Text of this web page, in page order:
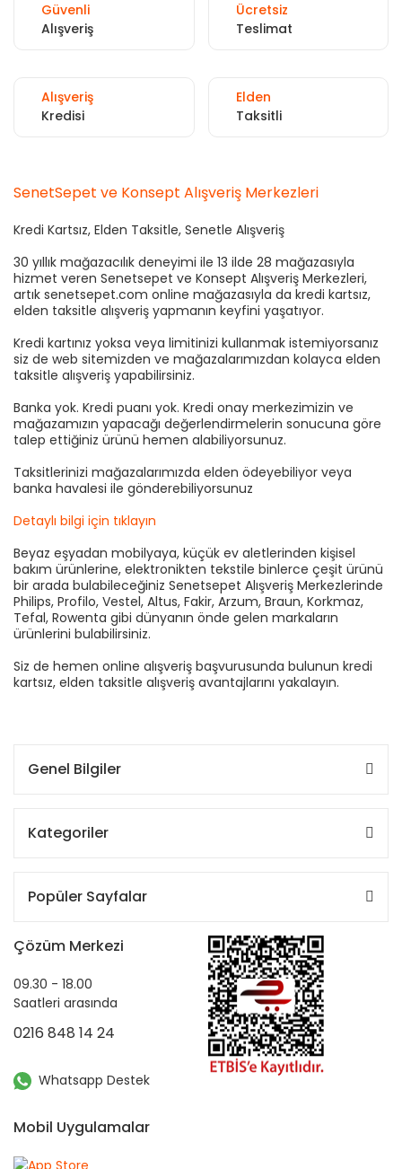
Güvenli
Alışveriş
Ücretsiz
Teslimat
Alışveriş
Kredisi
Elden
Taksitli
SenetSepet ve Konsept Alışveriş Merkezleri
Kredi Kartsız, Elden Taksitle, Senetle Alışveriş
30 yıllık mağazacılık deneyimi ile 13 ilde 28 mağazasıyla
hizmet veren Senetsepet ve Konsept Alışveriş Merkezleri,
artık senetsepet.com online mağazasıyla da kredi kartsız,
elden taksitle alışveriş yapmanın keyfini yaşatıyor.
Kredi kartınız yoksa veya limitinizi kullanmak istemiyorsanız
siz de web sitemizden ve mağazalarımızdan kolayca elden
taksitle alışveriş yapabilirsiniz.
Banka yok. Kredi puanı yok. Kredi onay merkezimizin ve
mağazamızın yapacağı değerlendirmelerin sonucuna göre
talep ettiğiniz ürünü hemen alabiliyorsunuz.
Taksitlerinizi mağazalarımızda elden ödeyebiliyor veya
banka havalesi ile gönderebiliyorsunuz
Detaylı bilgi için tıklayın
Beyaz eşyadan mobilyaya, küçük ev aletlerinden kişisel
bakım ürünlerine, elektronikten tekstile binlerce çeşit ürünü
bir arada bulabileceğiniz Senetsepet Alışveriş Merkezlerinde
Philips, Profilo, Vestel, Altus, Fakir, Arzum, Braun, Korkmaz,
Tefal, Rowenta gibi dünyanın önde gelen markaların
ürünlerini bulabilirsiniz.
Siz de hemen online alışveriş başvurusunda bulunun kredi
kartsız, elden taksitle alışveriş avantajlarını yakalayın.
Genel Bilgiler
Kategoriler
Popüler Sayfalar
Çözüm Merkezi
09.30 - 18.00
Saatleri arasında
0216 848 14 24
Whatsapp Destek
Mobil Uygulamalar